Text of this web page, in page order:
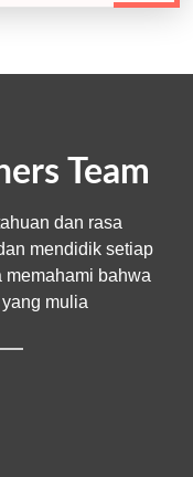
Team
dan rasa
mendidik setiap
memahami bahwa
mulia